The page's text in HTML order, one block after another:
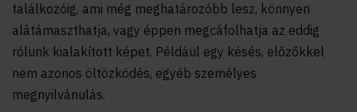
találkozóig, ami még meghatározóbb lesz, könnyen
alátámaszthatja, vagy éppen megcáfolhatja az eddig
rólunk kialakított képet. Például egy késés, előzőkkel
nem azonos öltözködés, egyéb személyes
megnyilvánulás.